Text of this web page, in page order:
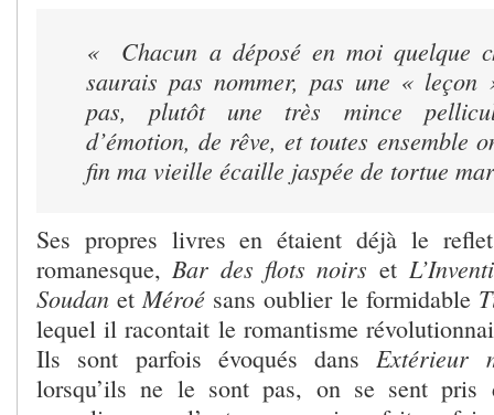
« Chacun a déposé en moi quelque
saurais pas nommer, pas une « leçon
pas, plutôt une très mince
d’émotion, de rêve, et toutes ensemble
fin ma vieille écaille jaspée de tortue
Ses propres livres en étaient déjà le
romanesque,Bar des flots noirs et
SoudanetMéroé sans oublier le formidable
lequel il racontait le romantisme
Ils sont parfois évoqués dansExtérieur
lorsqu’ils ne le sont pas, on se sent pris